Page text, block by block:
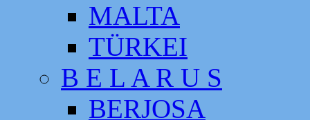
MALTA
TÜRKEI
B E L A R U S
BERJOSA